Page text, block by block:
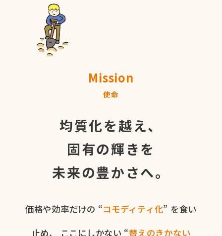
Mission
使命
均質化を越え、
固有の輝きを
未来の豊かさへ。
価格や​効率だけの​ “コモディティ化” を​食い​
止め、
ここに​しかない​ “替えの​きかない​